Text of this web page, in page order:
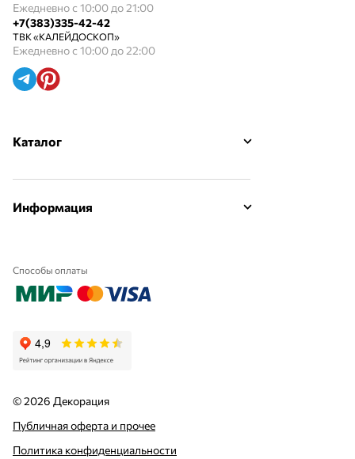
Ежедневно с 10:00 до 21:00
+7(383)335-42-42
ТВК «КАЛЕЙДОСКОП»
Ежедневно с 10:00 до 22:00
Каталог
Информация
Способы оплаты
© 2026 Декорация
Публичная оферта и прочее
Политика конфиденциальности